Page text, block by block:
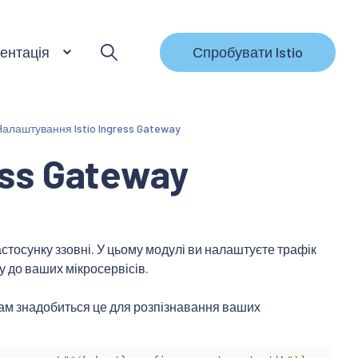
Спробувати Istio
Istio Ingress Gateway
Gateway
ззовні. У цьому модулі ви налаштуєте трафік
ваших мікросервісів.
знадобиться це для розпізнавання ваших